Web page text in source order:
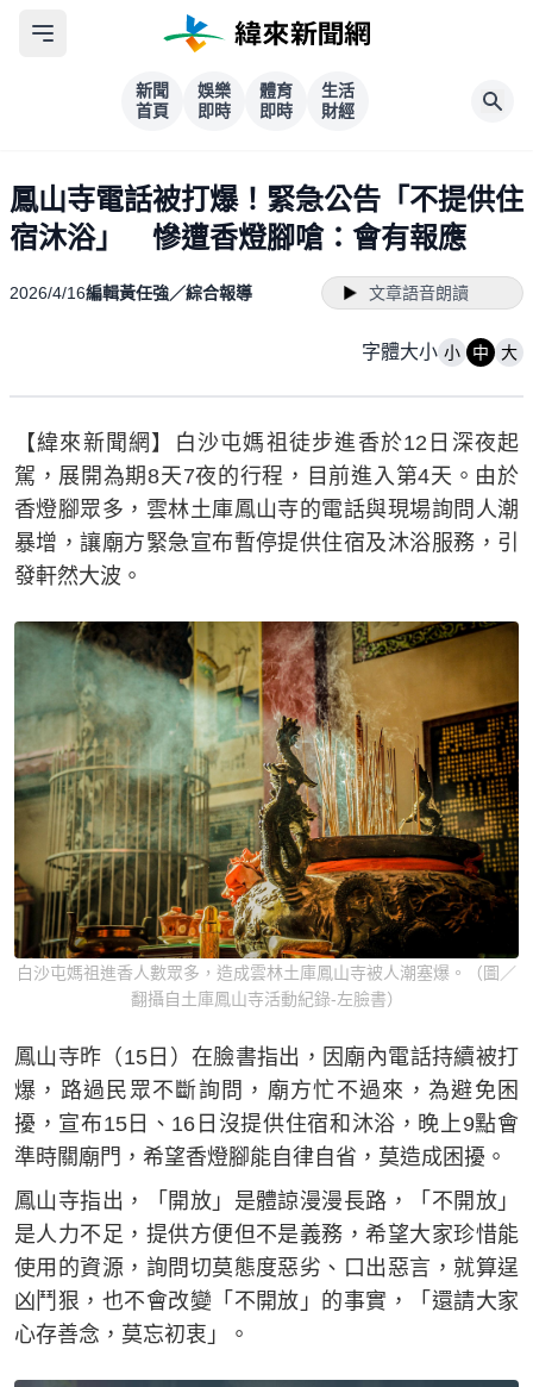
新聞
首頁
娛樂
即時
體育
即時
生活
財經
鳳山寺電話被打爆！緊急公告「不提供住
宿沐浴」 慘遭香燈腳嗆：會有報應
2026/4/16編輯黃任強／綜合報導 文章語音朗讀
字體大小 小 中 大
【緯來新聞網】白沙屯媽祖徒步進香於12日深夜起
駕，展開為期8天7夜的行程，目前進入第4天。由於
香燈腳眾多，雲林土庫鳳山寺的電話與現場詢問人潮
暴增，讓廟方緊急宣布暫停提供住宿及沐浴服務，引
發軒然大波。
白沙屯媽祖進香人數眾多，造成雲林土庫鳳山寺被人潮塞爆。（圖／
翻攝自土庫鳳山寺活動紀錄-左臉書）
鳳山寺昨（15日）在臉書指出，因廟內電話持續被打
爆，路過民眾不斷詢問，廟方忙不過來，為避免困
擾，宣布15日、16日沒提供住宿和沐浴，晚上9點會
準時關廟門，希望香燈腳能自律自省，莫造成困擾。
鳳山寺指出，「開放」是體諒漫漫長路，「不開放」
是人力不足，提供方便但不是義務，希望大家珍惜能
使用的資源，詢問切莫態度惡劣、口出惡言，就算逞
凶鬥狠，也不會改變「不開放」的事實，「還請大家
心存善念，莫忘初衷」。